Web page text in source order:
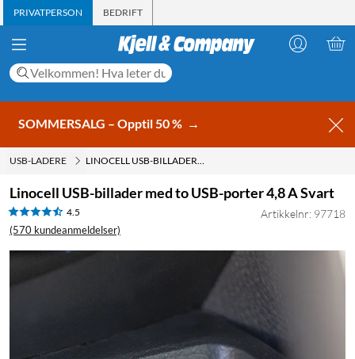
PRIVATPERSON BEDRIFT
SOMMERSALG – Opptil 50 % →
USB-LADERE LINOCELL USB-BILLADER MED TO USB-PORTER 4,8 A SVART
Linocell USB-billader med to USB-porter 4,8 A Svart
4.5
(570 kundeanmeldelser)
Artikkelnr: 97718